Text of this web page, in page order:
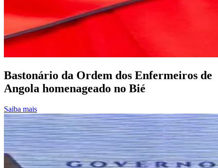
Bastonário da Ordem dos Enfermeiros de
Angola homenageado no Bié
Saiba mais